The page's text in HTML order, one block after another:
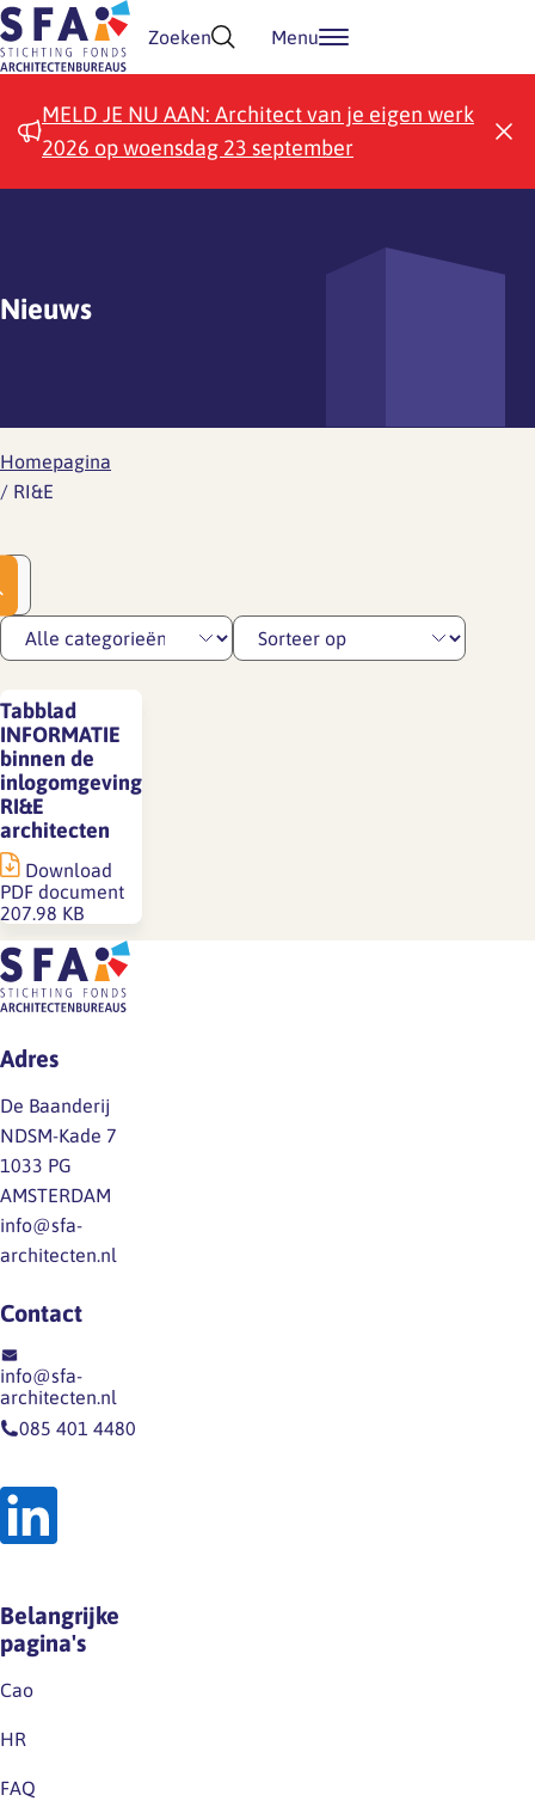
Doorgaan naar inhoud
Zoeken Menu
MELD JE NU AAN: Architect van je eigen werk
2026 op woensdag 23 september
Nieuws
Homepagina
/ RI&E
Tabblad
INFORMATIE
binnen de
inlogomgeving
RI&E
architecten
Download
PDF document
207.98 KB
Adres
De Baanderij
NDSM-Kade 7
1033 PG
AMSTERDAM
info@sfa-
architecten.nl
Contact
info@sfa-
architecten.nl
085 401 4480
Belangrijke
pagina's
Cao
HR
FAQ